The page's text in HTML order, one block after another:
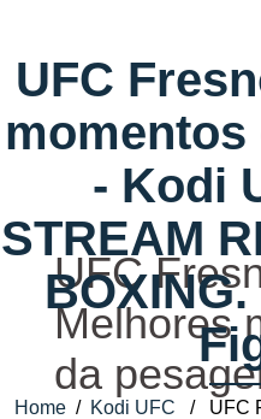
UFC
momentos
- Kodi
STREAM
Home / Kodi UFC / UFC
UFC
Melhores
da